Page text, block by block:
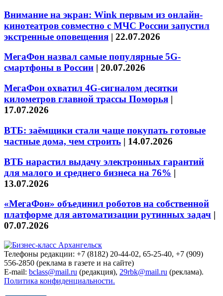
Внимание на экран: Wink первым из онлайн-
кинотеатров совместно с МЧС России запустил
экстренные оповещения | 22.07.2026
МегаФон назвал самые популярные 5G-
смартфоны в России | 20.07.2026
МегаФон охватил 4G-сигналом десятки
километров главной трассы Поморья |
17.07.2026
ВТБ: заёмщики стали чаще покупать готовые
частные дома, чем строить | 14.07.2026
ВТБ нарастил выдачу электронных гарантий
для малого и среднего бизнеса на 76% |
13.07.2026
«МегаФон» объединил роботов на собственной
платформе для автоматизации рутинных задач |
07.07.2026
Телефоны редакции: +7 (8182) 20-44-02, 65-25-40, +7 (909)
556-2850 (реклама в газете и на сайте)
E-mail: bclass@mail.ru (редакция), 29rbk@mail.ru (реклама).
Политика конфиденциальности.